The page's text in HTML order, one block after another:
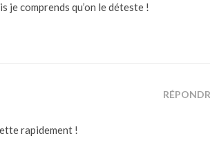
je comprends qu’on le déteste !
rapidement !